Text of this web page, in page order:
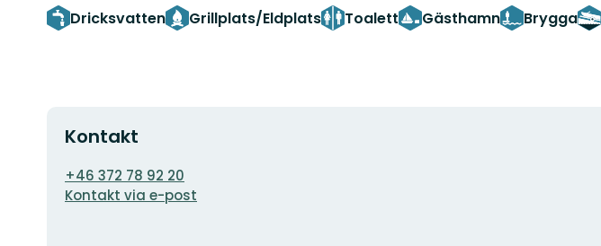
Dricksvatten Grillplats/Eldplats Toalett Gästhamn Brygga
Kontakt
E-
postadress
+46 372 78 92 20
Kontakt via e-post